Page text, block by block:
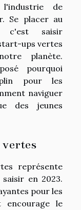
l'industrie de
Se placer au
c'est saisir
ups vertes
planète.
pourquoi
pour les
naviguer
des jeunes
vertes
représente
en 2023.
pour les
encourage le